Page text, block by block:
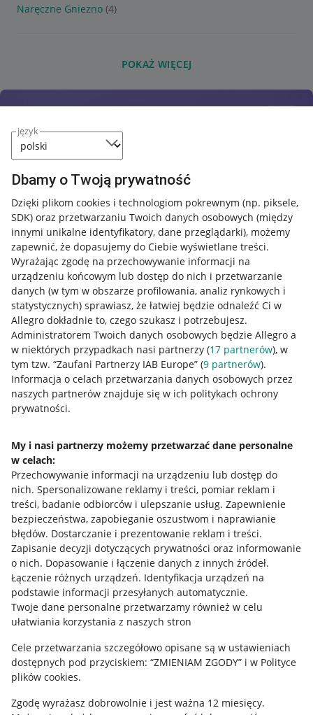
język
Dbamy o Twoją prywatność
Dzięki plikom cookies i technologiom pokrewnym (np. piksele,
SDK) oraz przetwarzaniu Twoich danych osobowych (między
innymi unikalne identyfikatory, dane przeglądarki), możemy
zapewnić, że dopasujemy do Ciebie wyświetlane treści.
Wyrażając zgodę na przechowywanie informacji na
urządzeniu końcowym lub dostęp do nich i przetwarzanie
danych (w tym w obszarze profilowania, analiz rynkowych i
statystycznych) sprawiasz, że łatwiej będzie odnaleźć Ci w
Allegro dokładnie to, czego szukasz i potrzebujesz.
Administratorem Twoich danych osobowych będzie Allegro a
w niektórych przypadkach nasi partnerzy (17 partnerów), w
tym tzw. “Zaufani Partnerzy IAB Europe” (9 partnerów).
Informacja o celach przetwarzania danych osobowych przez
naszych partnerów znajduje się w ich politykach ochrony
prywatności.
My i nasi partnerzy możemy przetwarzać dane personalne
w celach:
Przechowywanie informacji na urządzeniu lub dostęp do
nich. Spersonalizowane reklamy i treści, pomiar reklam i
treści, badanie odbiorców i ulepszanie usług. Zapewnienie
bezpieczeństwa, zapobieganie oszustwom i naprawianie
błędów. Dostarczanie i prezentowanie reklam i treści.
Zapisanie decyzji dotyczących prywatności oraz informowanie
o nich. Dopasowanie i łączenie danych z innych źródeł.
Łączenie różnych urządzeń. Identyfikacja urządzeń na
podstawie informacji przesyłanych automatycznie.
Twoje dane personalne przetwarzamy również w celu
ułatwiania korzystania z naszych stron
Cele przetwarzania szczegółowo opisane są w ustawieniach
dostępnych pod przyciskiem: “ZMIENIAM ZGODY” i w Polityce
plików cookies.
Zgodę wyrażasz dobrowolnie i jest ważna 12 miesięcy.
Naręczne Gniezno (4)
POKAŻ WIĘCEJ
Przydatne informacje
Jak to działa
Allegro Gadane dla sprzedających
Allegro Gadane dla kupujących
Mapa miejscowości
Informacje prawne
Regulamin
Polityka plików "cookies"
Ustawienia plików "cookies"
Udostępnianie lokalizacji
Informacje dla Aktu o Usługach Cyfrowych
Pobierz aplikację